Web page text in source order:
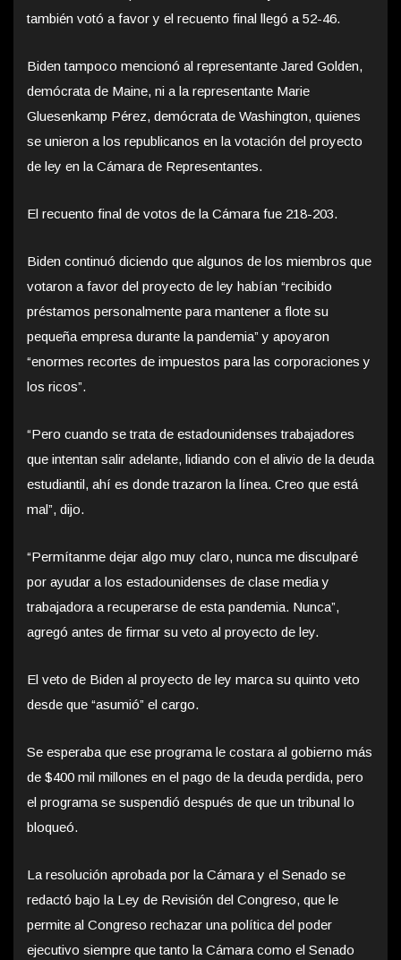
también votó a favor y el recuento final llegó a 52-46.
Biden tampoco mencionó al representante Jared Golden,
demócrata de Maine, ni a la representante Marie
Gluesenkamp Pérez, demócrata de Washington, quienes
se unieron a los republicanos en la votación del proyecto
de ley en la Cámara de Representantes.
El recuento final de votos de la Cámara fue 218-203.
Biden continuó diciendo que algunos de los miembros que
votaron a favor del proyecto de ley habían “recibido
préstamos personalmente para mantener a flote su
pequeña empresa durante la pandemia” y apoyaron
“enormes recortes de impuestos para las corporaciones y
los ricos”.
“Pero cuando se trata de estadounidenses trabajadores
que intentan salir adelante, lidiando con el alivio de la deuda
estudiantil, ahí es donde trazaron la línea. Creo que está
mal”, dijo.
“Permítanme dejar algo muy claro, nunca me disculparé
por ayudar a los estadounidenses de clase media y
trabajadora a recuperarse de esta pandemia. Nunca”,
agregó antes de firmar su veto al proyecto de ley.
El veto de Biden al proyecto de ley marca su quinto veto
desde que “asumió” el cargo.
Se esperaba que ese programa le costara al gobierno más
de $400 mil millones en el pago de la deuda perdida, pero
el programa se suspendió después de que un tribunal lo
bloqueó.
La resolución aprobada por la Cámara y el Senado se
redactó bajo la Ley de Revisión del Congreso, que le
permite al Congreso rechazar una política del poder
ejecutivo siempre que tanto la Cámara como el Senado